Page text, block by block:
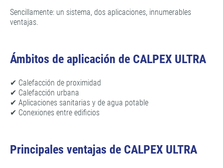
Sencillamente: un sistema, dos aplicaciones, innumerables
ventajas.
Ámbitos de aplicación de CALPEX ULTRA
✔ Calefacción de proximidad
✔ Calefacción urbana
✔ Aplicaciones sanitarias y de agua potable
✔ Conexiones entre edificios
Principales ventajas de CALPEX ULTRA